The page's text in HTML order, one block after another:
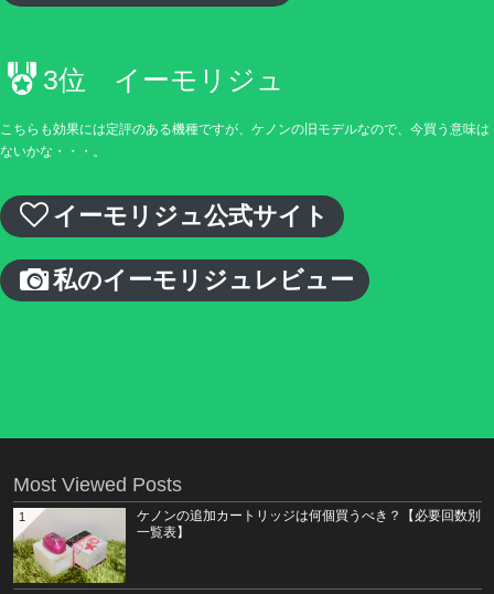
3位 イーモリジュ
こちらも効果には定評のある機種ですが、ケノンの旧モデルなので、今買う意味は
ないかな・・・。
イーモリジュ公式サイト
私のイーモリジュレビュー
Most Viewed Posts
ケノンの追加カートリッジは何個買うべき？【必要回数別
一覧表】
1